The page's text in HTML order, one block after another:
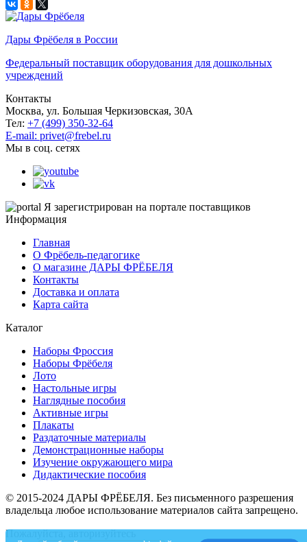
Дары Фрёбеля в России
Федеральный поставщик оборудования для дошкольных
учреждений
Контакты
Москва, ул. Большая Черкизовская, 30А
Тел: +7 (499) 350-32-64
E-mail: privet@frebel.ru
Мы в соц. сетях
Я зарегистрирован на портале поставщиков
Информация
Главная
О Фрёбель-педагогике
О магазине ДАРЫ ФРЁБЕЛЯ
Контакты
Доставка и оплата
Карта сайта
Каталог
Наборы Фроссия
Наборы Фрёбеля
Лото
Настольные игры
Наглядные пособия
Активные игры
Плакаты
Раздаточные материалы
Демонстрационные наборы
Изучение окружающего мира
Дидактические пособия
© 2015-2024 ДАРЫ ФРЁБЕЛЯ. Без письменного разрешения
владельца любое использование материалов сайта запрещено.
Пожалуйста, авторизуйтесь